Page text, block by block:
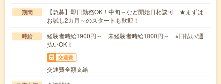
期間
【急募】即日勤務OK！中旬～など開始日相談可 ★まずは
お試し2カ月～のスタートも歓迎！
時給
経験者時給1900円～ 未経験者時給1800円～ ※日払い/週
払いOK！
交通費
交通費全額支給